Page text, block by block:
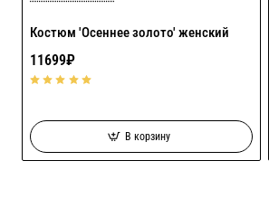
Костюм 'Осеннее золото' женский
11699₽
В корзину